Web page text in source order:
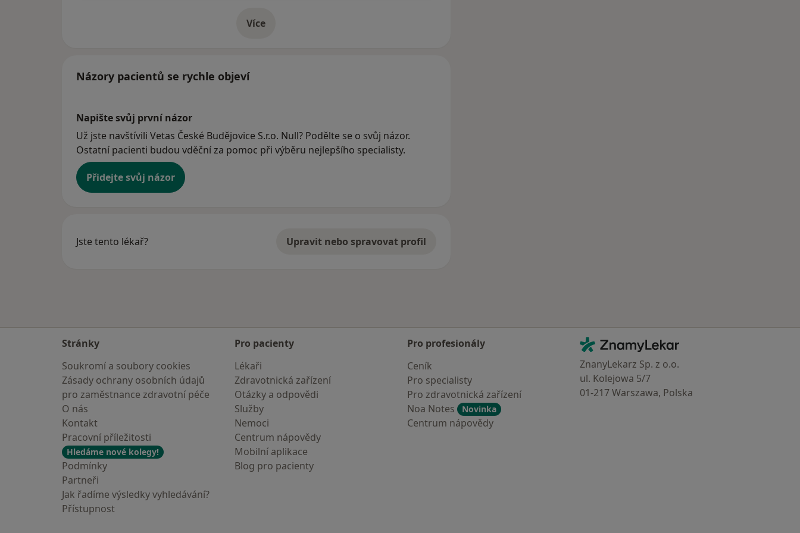
Víceo adrese
Názory pacientů se rychle objeví
Napište svůj první názor
Už jste navštívili Vetas České Budějovice S.r.o. Null? Podělte se o svůj názor.
Ostatní pacienti budou vděční za pomoc při výběru nejlepšího specialisty.
Přidejte svůj názor
Jste tento lékař? Upravit nebo spravovat profil
Stránky
Soukromí a soubory cookies
Zásady ochrany osobních údajů
pro zaměstnance zdravotní péče
O nás
Kontakt
Pracovní příležitosti
Hledáme nové kolegy!
Podmínky
Partneři
Jak řadíme výsledky vyhledávání?
Přístupnost
Pro pacienty
Lékaři
Zdravotnická zařízení
Otázky a odpovědi
Služby
Nemoci
Centrum nápovědy
Mobilní aplikace
Blog pro pacienty
Pro profesionály
Ceník
Pro specialisty
Pro zdravotnická zařízení
Noa Notes
Novinka
Centrum nápovědy
Kontakt
ZnamyLekar - Hlavní stránka
ZnanyLekarz Sp. z o.o.
ul. Kolejowa 5/7
01-217 Warszawa, Polska